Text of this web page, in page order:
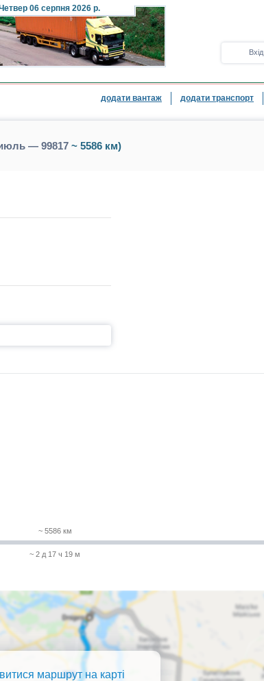
06 серпня 2026 р.
Вхід
додати вантаж додати транспорт
— 99817~ 5586 км)
~ 5586 км
~ 2 д 17 ч 19 м
маршрут на карті